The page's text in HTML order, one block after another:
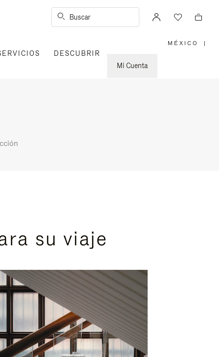
Buscar
DESCUBRIR
Mi Cuenta
MÉXICO |
su viaje